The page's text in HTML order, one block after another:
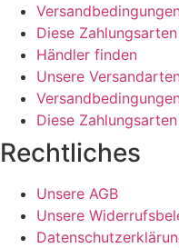
Diese
Händler finden
Unsere
Diese
Rechtliches
Unsere AGB
Unsere